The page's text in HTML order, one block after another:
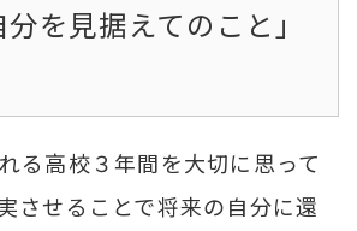
分を見据えてのこと」
る高校３年間を大切に思って
させることで将来の自分に還